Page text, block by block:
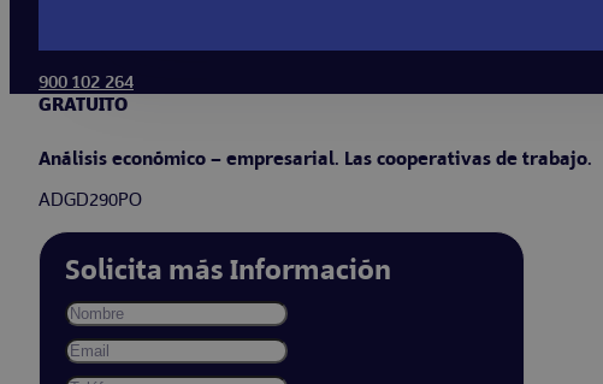
900 102 264
GRATUITO
Análisis económico – empresarial. Las cooperativas de trabajo.
ADGD290PO
Solicita más Información